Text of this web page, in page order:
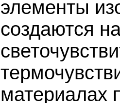
элементы
создаются
материалах